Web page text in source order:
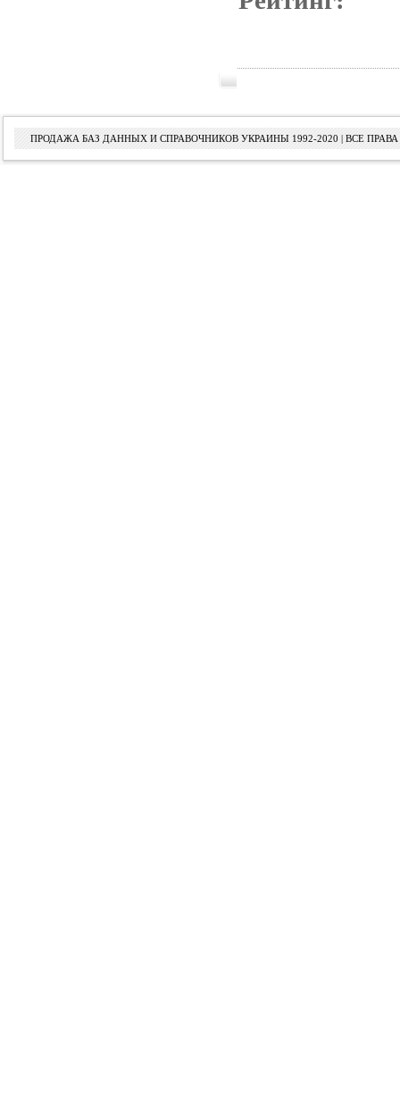
ПРОДАЖА БАЗ ДАННЫХ И СПРАВОЧНИКОВ УКРАИНЫ 1992-2020 | ВСЕ